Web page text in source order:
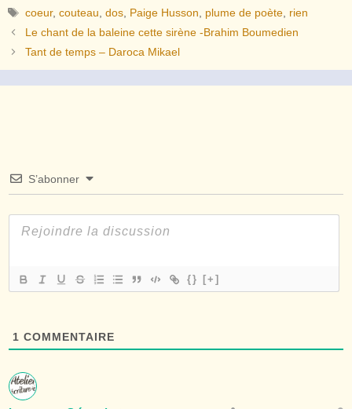
Étiquettes
coeur,couteau ,dos Paige Husson plume de poète rien
Le chant de la baleine cette sirène -Brahim Boumedien
Tant de temps – Daroca Mikael
S’abonner
{} [+]
1 COMMENTAIRE